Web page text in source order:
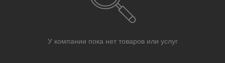
У компании пока нет товаров или услуг